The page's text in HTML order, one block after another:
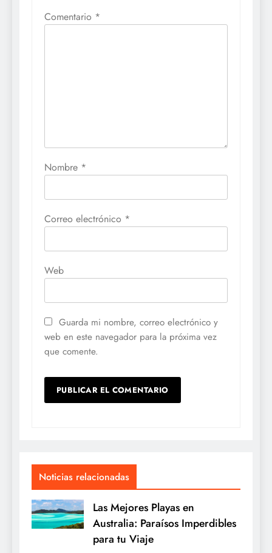
Comentario *
Nombre *
Correo electrónico *
Web
Guarda mi nombre, correo electrónico y
web en este navegador para la próxima vez
que comente.
Noticias relacionadas
Las Mejores Playas en
Australia: Paraísos Imperdibles
para tu Viaje